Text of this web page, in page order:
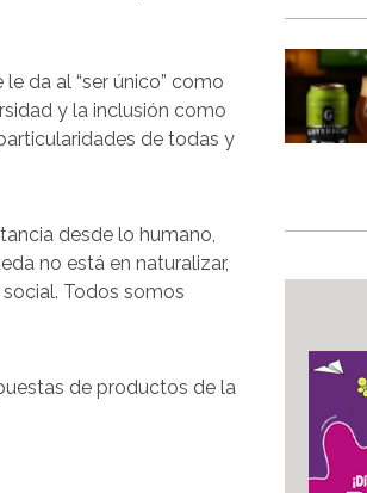
da al “ser único” como
y la inclusión como
de todas y
desde lo humano,
no está en naturalizar,
Todos somos
de productos de la